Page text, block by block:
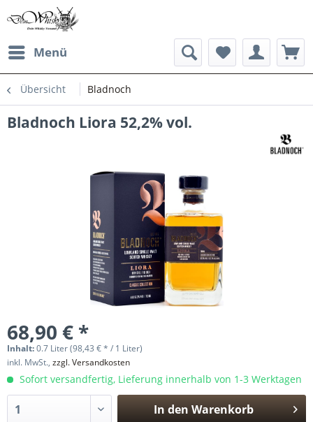
Menü
Übersicht Bladnoch
Bladnoch Liora 52,2% vol.
68,90 € *
Inhalt:0.7 Liter (98,43 € * / 1 Liter)
inkl. MwSt., zzgl. Versandkosten
Sofort versandfertig, Lieferung innerhalb von 1-3 Werktagen
In den Warenkorb